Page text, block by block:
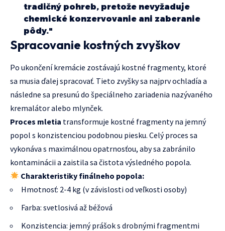
tradičný pohreb, pretože nevyžaduje
chemické konzervovanie ani zaberanie
pôdy."
Spracovanie kostných zvyškov
Po ukončení kremácie zostávajú kostné fragmenty, ktoré
sa musia ďalej spracovať. Tieto zvyšky sa najprv ochladía a
následne sa presunú do špeciálneho zariadenia nazývaného
kremalátor alebo mlynček.
Proces mletia transformuje kostné fragmenty na jemný
popol s konzistenciou podobnou piesku. Celý proces sa
vykonáva s maximálnou opatrnosťou, aby sa zabránilo
kontaminácii a zaistila sa čistota výsledného popola.
Charakteristiky finálneho popola:
Hmotnosť: 2-4 kg (v závislosti od veľkosti osoby)
Farba: svetlosivá až béžová
Konzistencia: jemný prášok s drobnými fragmentmi